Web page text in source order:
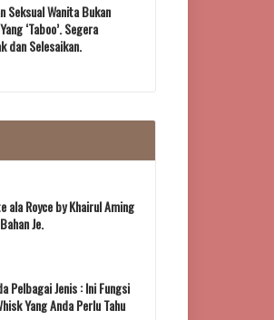
Seksual Wanita Bukan
‘Taboo’. Segera
dan Selesaikan.
ala Royce by Khairul Aming
Je.
Pelbagai Jenis : Ini Fungsi
Yang Anda Perlu Tahu